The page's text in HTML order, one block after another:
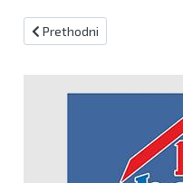
Prethodni članak: Susret
Prethodni